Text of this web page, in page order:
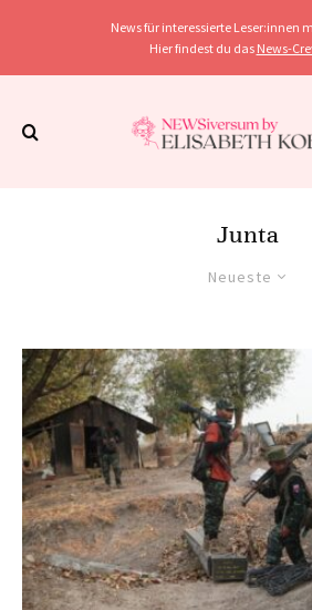
News für interessierte Leser:innen
Hier findest du das News-
Junta
Neueste